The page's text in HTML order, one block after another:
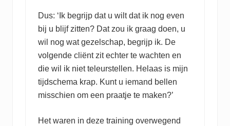
Dus: ‘Ik begrijp dat u wilt dat ik nog even
bij u blijf zitten? Dat zou ik graag doen, u
wil nog wat gezelschap, begrijp ik. De
volgende cliënt zit echter te wachten en
die wil ik niet teleurstellen. Helaas is mijn
tijdschema krap. Kunt u iemand bellen
misschien om een praatje te maken?’
Het waren in deze training overwegend